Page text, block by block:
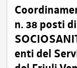
n. 38 posti
enti del